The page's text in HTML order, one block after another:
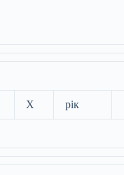
X рік